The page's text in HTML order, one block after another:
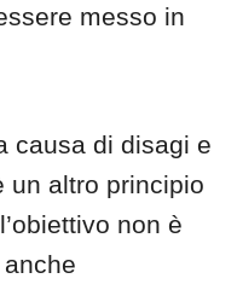
messo in
causa di disagi e
un altro principio
non è